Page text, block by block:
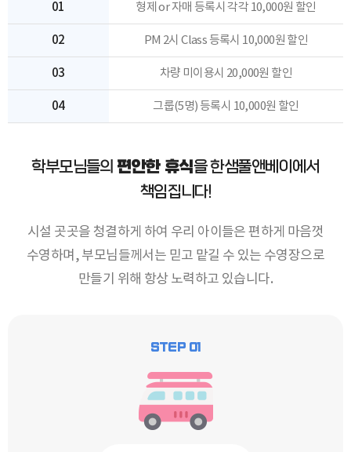
01 형제 or 자매 등록시 각각 10,000원 할인
02 PM 2시 Class 등록시 10,000원 할인
03 차량 미이용시 20,000원 할인
04 그룹(5명) 등록시 10,000원 할인
학부모님들의 편안한 휴식을 한샘풀앤베이에서
책임집니다!
시설 곳곳을 청결하게 하여 우리 아이들은 편하게 마음껏
수영하며, 부모님들께서는 믿고 맡길 수 있는 수영장으로
만들기 위해 항상 노력하고 있습니다.
STEP 01